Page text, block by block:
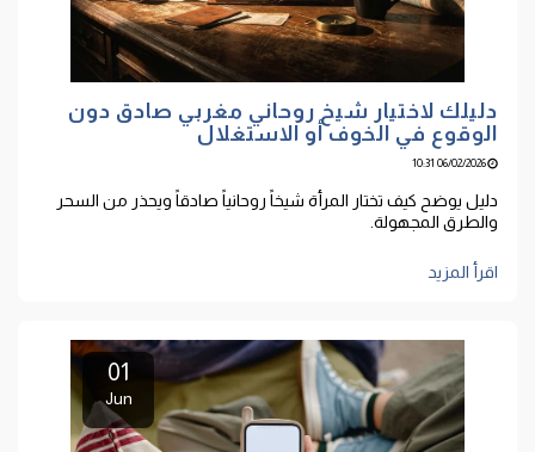
دليلك لاختيار شيخ روحاني مغربي صادق دون
الوقوع في الخوف أو الاستغلال
06/02/2026 10:31
دليل يوضح كيف تختار المرأة شيخاً روحانياً صادقاً ويحذر من السحر
والطرق المجهولة.
اقرأ المزيد
01
Jun